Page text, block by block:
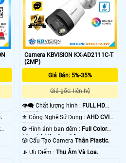
năng phân biệt người và xe, tích hợp
báo động thông minh, đạt chuẩn
IP66 chống nước, hoạt động bền bỉ
giá rẻ.
Camera KBVISION KX-AD2111C-T
(2MP)
Giá Bán: 5%-35%
Giá gốc: liên hệ
👁️‍🗨 Chất lượng hình : FULL HD
1080P .
⚜️ Công Nghệ Sử Dụng :AHD CVI
TVI BCS.
✪ Hình ảnh ban đêm : Full Color
30m Có Màu Ban Ðêm.
🎲 Cấu Tạo CameraThân Plastic.
️📡 Ưu Điểm :Thu Âm Và Loa.